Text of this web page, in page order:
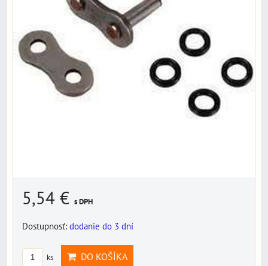
5,54 € s DPH
Dostupnosť: dodanie do 3 dní
ks DO KOŠÍKA